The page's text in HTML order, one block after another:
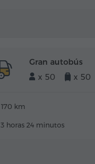
Gran autobús
x 50
x 50
170 km
3 horas 24 minutos